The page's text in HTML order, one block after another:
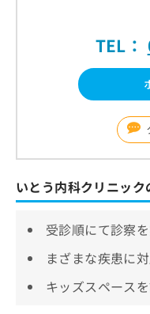
TEL：
いとう内科クリニック
受診順にて診察
まざまな疾患に
キッズスペース